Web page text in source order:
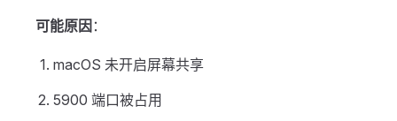
可能原因 ：
macOS 未开启屏幕共享
5900 端口被占用